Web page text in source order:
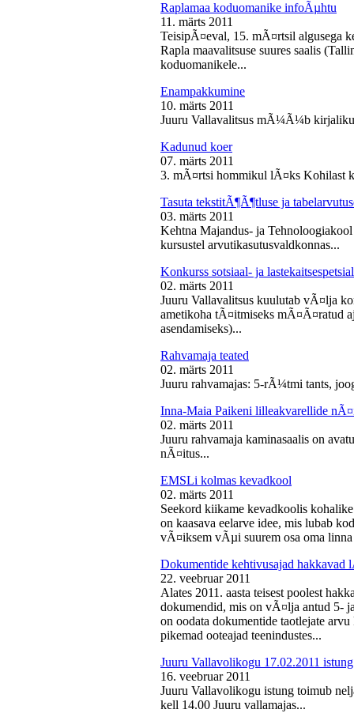
Raplamaa koduomanike infoÃµhtu
11. märts 2011
TeisipÃ¤eval, 15. mÃ¤rtsil algusega
Rapla maavalitsuse suures saalis
koduomanikele...
Enampakkumine
10. märts 2011
Juuru Vallavalitsus mÃ¼Ã¼b kirjaliku
Kadunud koer
07. märts 2011
3. mÃ¤rtsi hommikul lÃ¤ks Kohilast
Tasuta tekstitÃ¶Ã¶tluse ja
03. märts 2011
Kehtna Majandus- ja
kursustel arvutikasutusvaldkonnas...
Konkurss sotsiaal- ja
02. märts 2011
Juuru Vallavalitsus kuulutab vÃ¤lja
ametikoha tÃ¤itmiseks mÃ¤Ã¤ratud
asendamiseks)...
Rahvamaja teated
02. märts 2011
Juuru rahvamajas: 5-rÃ¼tmi tants,
Inna-Maia Paikeni lilleakvarellide
02. märts 2011
Juuru rahvamaja kaminasaalis on
nÃ¤itus...
EMSLi kolmas kevadkool
02. märts 2011
Seekord kiikame kevadkoolis
on kaasava eelarve idee, mis lubab
vÃ¤iksem vÃµi suurem osa oma
Dokumentide kehtivusajad hakkavad
22. veebruar 2011
Alates 2011. aasta teisest poolest
dokumendid, mis on vÃ¤lja antud 5-
on oodata dokumentide taotlejate
pikemad ooteajad teenindustes...
Juuru Vallavolikogu 17.02.2011 istung
16. veebruar 2011
Juuru Vallavolikogu istung toimub
kell 14.00 Juuru vallamajas...